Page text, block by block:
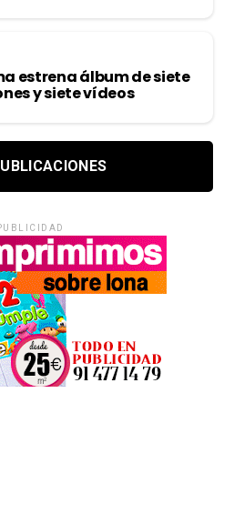
estrena álbum de siete
y siete vídeos